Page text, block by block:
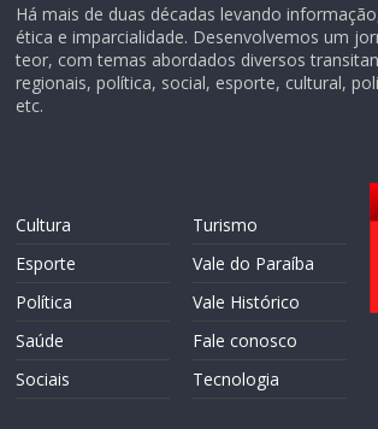
Há mais de duas décadas levando
ética e imparcialidade. Desenvolvemos um
teor, com temas abordados diversos
regionais, política, social, esporte, cultural,
etc.
Cultura
Esporte
Política
Saúde
Sociais
Turismo
Vale do Paraíba
Vale Histórico
Fale conosco
Tecnologia